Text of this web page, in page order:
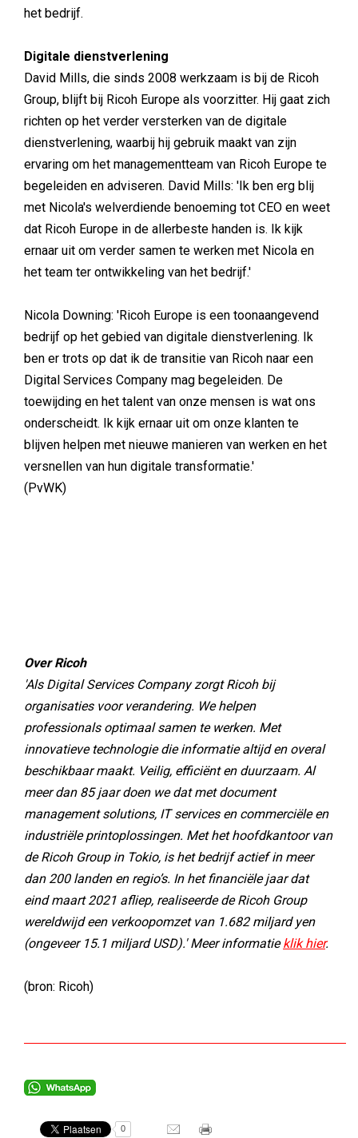
het bedrijf.
Digitale dienstverlening
David Mills, die sinds 2008 werkzaam is bij de Ricoh
Group, blijft bij Ricoh Europe als voorzitter. Hij gaat zich
richten op het verder versterken van de digitale
dienstverlening, waarbij hij gebruik maakt van zijn
ervaring om het managementteam van Ricoh Europe te
begeleiden en adviseren. David Mills: 'Ik ben erg blij
met Nicola's welverdiende benoeming tot CEO en weet
dat Ricoh Europe in de allerbeste handen is. Ik kijk
ernaar uit om verder samen te werken met Nicola en
het team ter ontwikkeling van het bedrijf.'
Nicola Downing: 'Ricoh Europe is een toonaangevend
bedrijf op het gebied van digitale dienstverlening. Ik
ben er trots op dat ik de transitie van Ricoh naar een
Digital Services Company mag begeleiden. De
toewijding en het talent van onze mensen is wat ons
onderscheidt. Ik kijk ernaar uit om onze klanten te
blijven helpen met nieuwe manieren van werken en het
versnellen van hun digitale transformatie.'
(PvWK)
Over Ricoh
'Als Digital Services Company zorgt Ricoh bij
organisaties voor verandering. We helpen
professionals optimaal samen te werken. Met
innovatieve technologie die informatie altijd en overal
beschikbaar maakt. Veilig, efficiënt en duurzaam. Al
meer dan 85 jaar doen we dat met document
management solutions, IT services en commerciële en
industriële printoplossingen. Met het hoofdkantoor van
de Ricoh Group in Tokio, is het bedrijf actief in meer
dan 200 landen en regio’s. In het financiële jaar dat
eind maart 2021 afliep, realiseerde de Ricoh Group
wereldwijd een verkoopomzet van 1.682 miljard yen
(ongeveer 15.1 miljard USD).' Meer informatieklik hier.
(bron: Ricoh)
0